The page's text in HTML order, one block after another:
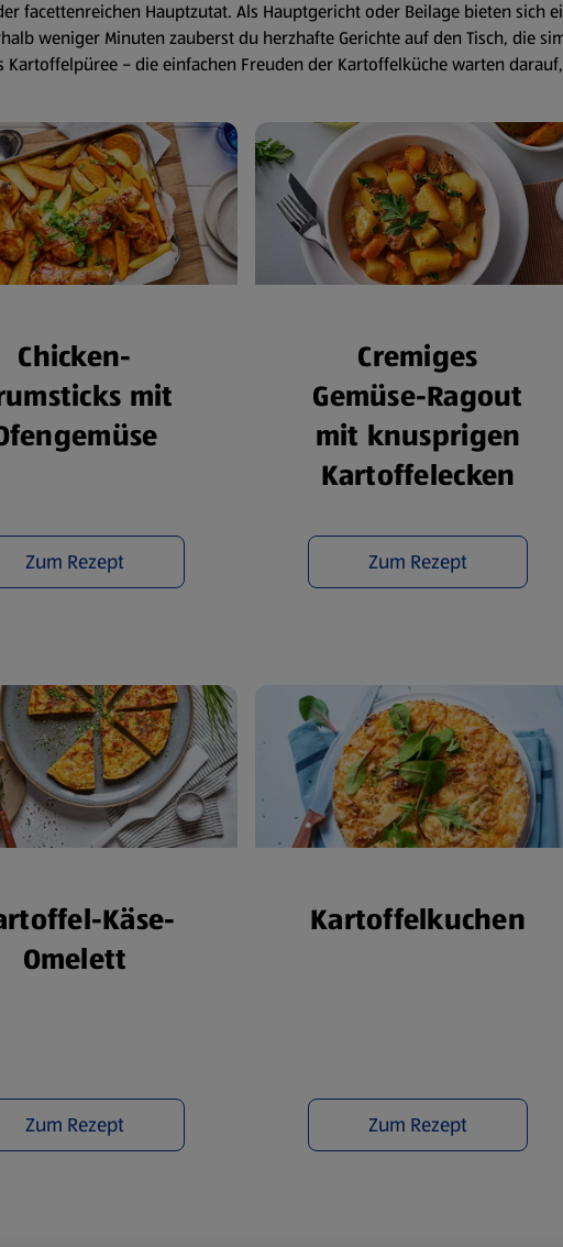
facettenreichen Hauptzutat. Als Hauptgericht oder Beilage bieten sich
weniger Minuten zauberst du herzhafte Gerichte auf den Tisch, die
– die einfachen Freuden der Kartoffelküche warten
Chicken-
mit
Zum Rezept
Cremiges
Gemüse-Ragout
mit knusprigen
Kartoffelecken
Zum Rezept
Käse-
Omelett
Zum Rezept
Kartoffelkuchen
Zum Rezept